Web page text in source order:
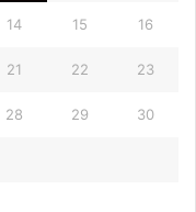
14 15 16
21 22 23
28 29 30